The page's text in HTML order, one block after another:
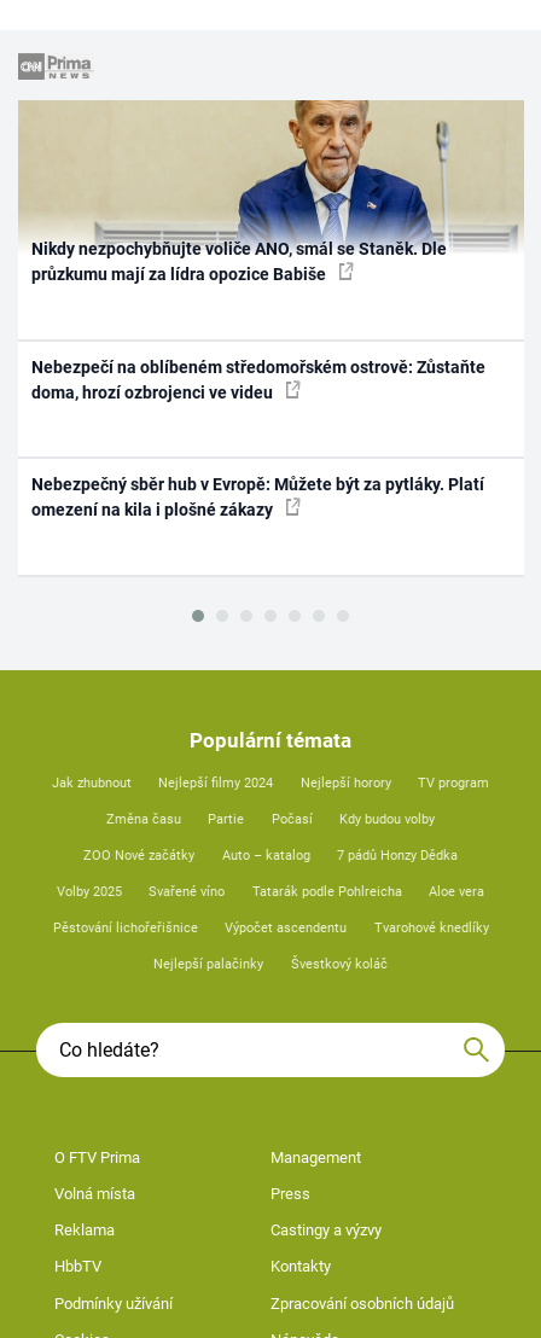
Nikdy nezpochybňujte voliče ANO, smál se Staněk. Dle
průzkumu mají za lídra opozice Babiše
Nebezpečí na oblíbeném středomořském ostrově: Zůstaňte
doma, hrozí ozbrojenci ve videu
Nebezpečný sběr hub v Evropě: Můžete být za pytláky. Platí
omezení na kila i plošné zákazy
Populární témata
Jak zhubnout Nejlepší filmy 2024 Nejlepší horory TV program
Změna času Partie Počasí Kdy budou volby
ZOO Nové začátky Auto – katalog 7 pádů Honzy Dědka
Volby 2025 Svařené víno Tatarák podle Pohlreicha Aloe vera
Pěstování lichořeřišnice Výpočet ascendentu Tvarohové knedlíky
Nejlepší palačinky Švestkový koláč
O FTV Prima Management
Volná místa Press
Reklama Castingy a výzvy
HbbTV Kontakty
Podmínky užívání Zpracování osobních údajů